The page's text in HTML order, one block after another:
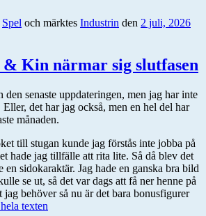
Spel och märktes Industrin den 2 juli, 2026
Kin närmar sig slutfasen
den senaste uppdateringen, men jag har inte
det har jag också, men en hel del har
månaden.
till stugan kunde jag förstås inte jobba på
hade jag tillfälle att rita lite. Så då blev det
sidokaraktär. Jag hade en ganska bra bild
se ut, så det var dags att få ner henne på
jag behöver så nu är det bara bonusfigurer
texten